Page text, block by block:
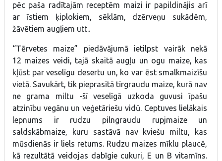
pēc paša radītajām receptēm maizi ir papildinājis arī
ar īstiem ķiplokiem, sēklām, dzērveņu sukādēm,
žāvētiem augļiem utt..
“Tērvetes maize” piedāvājumā ietilpst vairāk nekā
12 maizes veidi, tajā skaitā augļu un ogu maize, kas
kļūst par veselīgu desertu un, ko var ēst smalkmaizīšu
vietā. Savukārt, tik pieprasītā tīrgraudu maize, kurā nav
ne grama miltu -šī veselīgā uzkoda guvusi īpašu
atzinību vegānu un veģetāriešu vidū. Ceptuves lielākais
lepnums ir rudzu pilngraudu rupjmaize un
saldskābmaize, kuru sastāvā nav kviešu miltu, kas
mūsdienās ir liels retums. Rudzu maizes mīklu plaucē,
kā rezultātā veidojas dabīgie cukuri, E un B vitamīns.